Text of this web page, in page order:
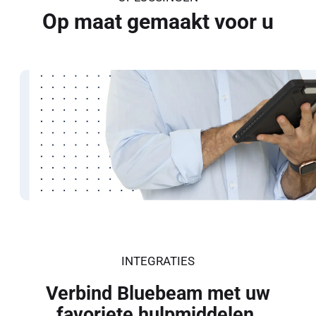
Op maat gemaakt voor u
Architecten
Verbeter de communicatieen
Ontdek hoe
INTEGRATIES
Verbind Bluebeam met uw